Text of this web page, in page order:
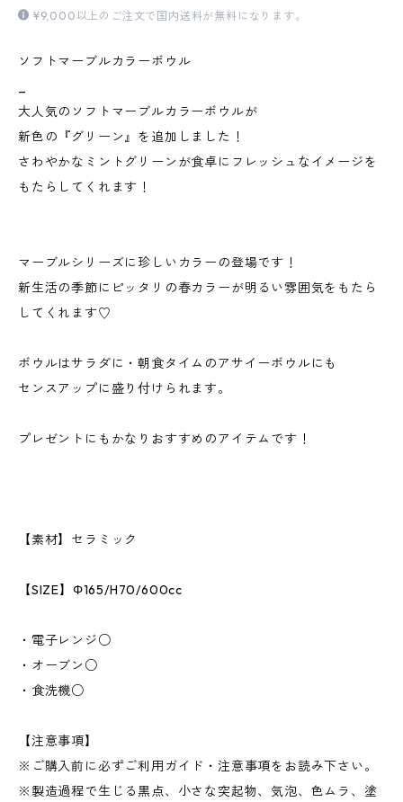
¥9,000以上のご注文で国内送料が無料になります。
ソフトマーブルカラーボウル
大人気のソフトマーブルカラーボウルが
新色の『グリーン』を追加しました！
さわやかなミントグリーンが食卓にフレッシュなイメージを
もたらしてくれます！
マーブルシリーズに珍しいカラーの登場です！
新生活の季節にピッタリの春カラーが明るい雰囲気をもたら
してくれます♡
ボウルはサラダに・朝食タイムのアサイーボウルにも
センスアップに盛り付けられます。
プレゼントにもかなりおすすめのアイテムです！
【素材】セラミック
【SIZE】Φ165/H70/600cc
・電子レンジ○
・オーブン○
・食洗機○
【注意事項】
※ご購入前に必ずご利用ガイド・注意事項をお読み下さい。
※製造過程で生じる黒点、小さな突起物、気泡、色ムラ、塗